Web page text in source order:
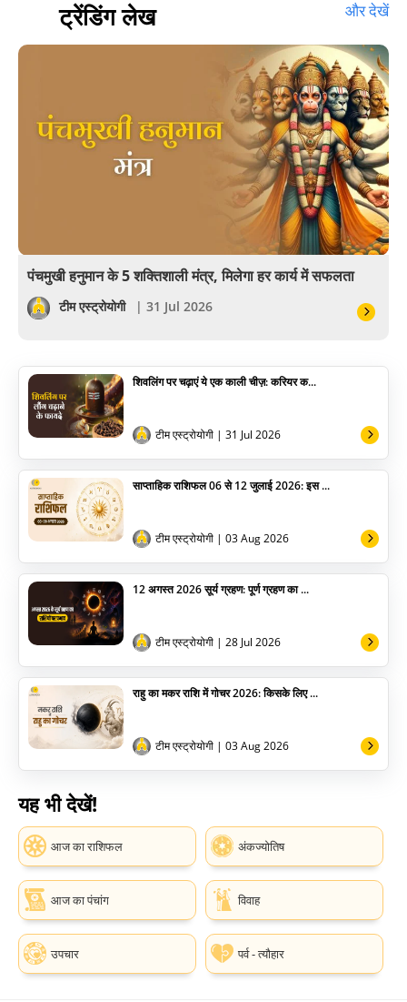
हस्तरेखा शास्त्र
बॉलीवुड
खेल
सेलिब्रिटी
योग
अन्य
ट्रेंडिंग लेख और देखें
पंचमुखी हनुमान के 5 शक्तिशाली मंत्र, मिलेगा हर कार्य में सफलता
टीम एस्ट्रोयोगी | 31 Jul 2026
शिवलिंग पर चढ़ाएं ये एक काली चीज़: करियर क...
टीम एस्ट्रोयोगी | 31 Jul 2026
साप्ताहिक राशिफल 06 से 12 जुलाई 2026: इस ...
टीम एस्ट्रोयोगी | 03 Aug 2026
12 अगस्त 2026 सूर्य ग्रहण: पूर्ण ग्रहण का ...
टीम एस्ट्रोयोगी | 28 Jul 2026
राहु का मकर राशि में गोचर 2026: किसके लिए ...
टीम एस्ट्रोयोगी | 03 Aug 2026
यह भी देखें!
आज का राशिफल अंकज्योतिष
आज का पंचांग विवाह
उपचार पर्व - त्यौहार